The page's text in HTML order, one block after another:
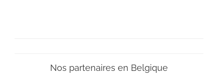
Nos partenaires en Belgique